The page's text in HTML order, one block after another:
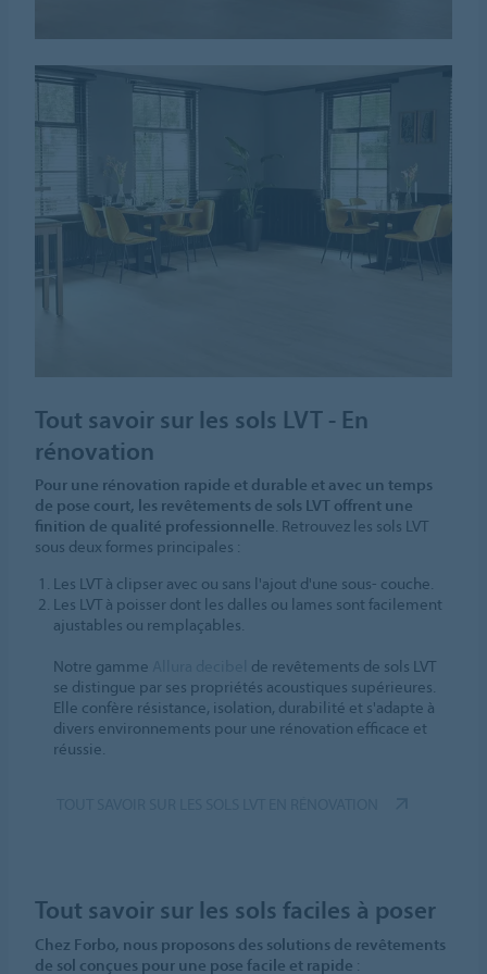
Tout savoir sur les sols LVT - En
rénovation
Pour une rénovation rapide et durable et avec un temps
de pose court, les revêtements de sols LVT offrent une
finition de qualité professionnelle. Retrouvez les sols LVT
sous deux formes principales :
Les LVT à clipser avec ou sans l'ajout d'une sous- couche.
Les LVT à poisser dont les dalles ou lames sont facilement
ajustables ou remplaçables.
Notre gamme
de revêtements de sols LVT
se distingue par ses propriétés acoustiques supérieures.
Elle confère résistance, isolation, durabilité et s'adapte à
divers environnements pour une rénovation efficace et
réussie.
Tout savoir sur les sols faciles à poser
Chez Forbo, nous proposons des solutions de revêtements
de sol conçues pour une pose facile et rapide :